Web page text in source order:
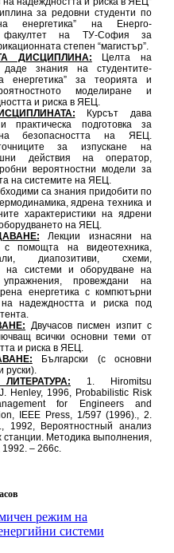
за редовни студенти по
енергетика” на Енерго-
факултет на ТУ-София за
степен “магистър”.
ДИСЦИПЛИНА: Целта на
знания на студентите-
енергетика” за теорията и
моделиране и
и риска в ЯЕЦ.
Курсът дава
практическа подготовка за
безопасността на ЯЕЦ.
за изпускане на
действия на оператор,
вероятностни модели за
на системите на ЯЕЦ.
са знания придобити по
ядрена техника и
характеристики на ядрени
на ЯЕЦ.
Лекции изнасяни на
помощта на видеотехника,
диапозитиви, схеми,
на системи и оборудване на
провеждани на
енергетика с компютърни
надеждността и риска под
Двучасов писмен изпит с
всички основни теми от
и риска в ЯЕЦ.
Български (с основни
руски).
1. Hiromitsu
Henley, 1996, Probabilistic Risk
for Engineers and
IEEE Press, 1/597 (1996)., 2.
Вероятностный анализ
станции. Методика выполнения,
– 266с.
режим на
системи